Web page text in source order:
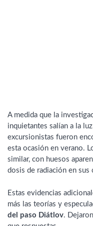
A medida que la
inquietantes salían a la
excursionistas fueron
esta ocasión en verano.
similar, con huesos
dosis de radiación en sus
Estas evidencias
más las teorías y
del paso Diátlov.